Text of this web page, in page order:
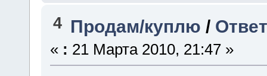
4 Продам/куплю /
« : 21 Марта 2010, 21:47 »